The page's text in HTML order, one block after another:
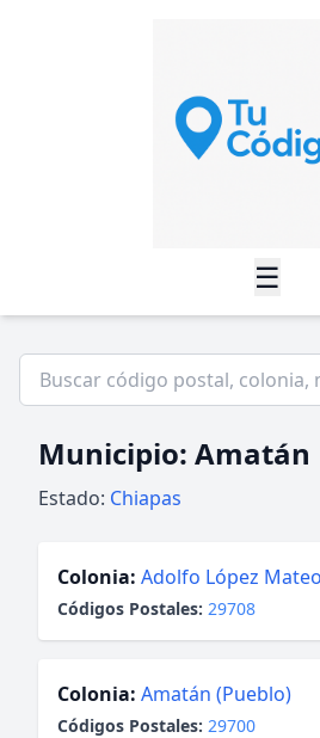
☰
Municipio: Amatán
Estado: Chiapas
Colonia: Adolfo López
Códigos Postales: 29708
Colonia: Amatán (Pueblo)
Códigos Postales: 29700